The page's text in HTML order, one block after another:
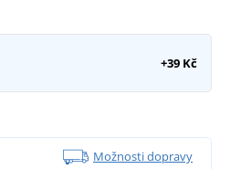
+39 Kč
Možnosti dopravy